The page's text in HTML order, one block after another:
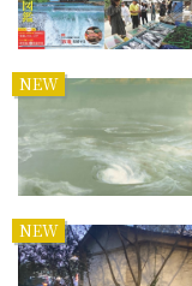
NEW
NEW